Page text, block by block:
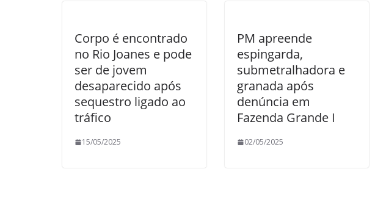
Corpo é encontrado
no Rio Joanes e pode
ser de jovem
desaparecido após
sequestro ligado ao
tráfico
15/05/2025
PM apreende
espingarda,
submetralhadora e
granada após
denúncia em
Fazenda Grande I
02/05/2025